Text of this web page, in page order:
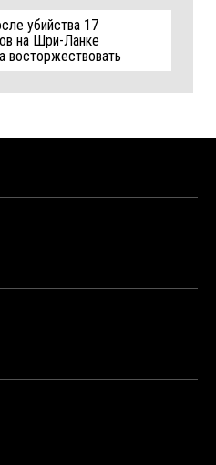
убийства 17
на Шри-Ланке
восторжествовать